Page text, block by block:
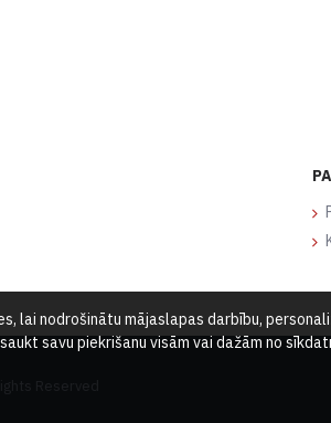
lai nodrošinātu mājaslapas darbību,
savu piekrišanu visām vai dažām no